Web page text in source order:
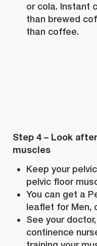
or cola. Instant
than brewed
than coffee.
Step 4 – Look
muscles
Keep your
pelvic floor
You can get a
leaflet for Men,
See your
continence